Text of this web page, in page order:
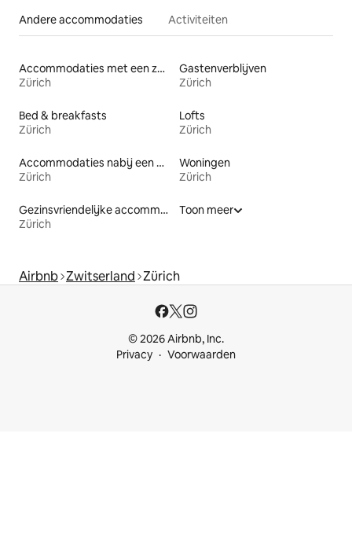
Andere accommodaties Activiteiten
Accommodaties met een zwembad
Zürich
Gastenverblijven
Zürich
Bed & breakfasts
Zürich
Lofts
Zürich
Accommodaties nabij een meer
Zürich
Woningen
Zürich
Gezinsvriendelijke accommodaties
Zürich
Toon meer
Airbnb Zwitserland Zürich
© 2026 Airbnb, Inc.
Privacy
Voorwaarden